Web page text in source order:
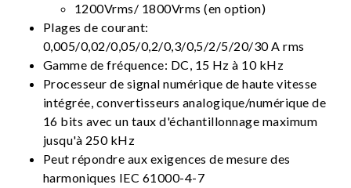
1200Vrms/ 1800Vrms (en option)
Plages de courant:
0,005/0,02/0,05/0,2/0,3/0,5/2/5/20/30 A rms
Gamme de fréquence: DC, 15 Hz à 10 kHz
Processeur de signal numérique de haute vitesse
intégrée, convertisseurs analogique/numérique de
16 bits avec un taux d'échantillonnage maximum
jusqu'à 250 kHz
Peut répondre aux exigences de mesure des
harmoniques IEC 61000-4-7